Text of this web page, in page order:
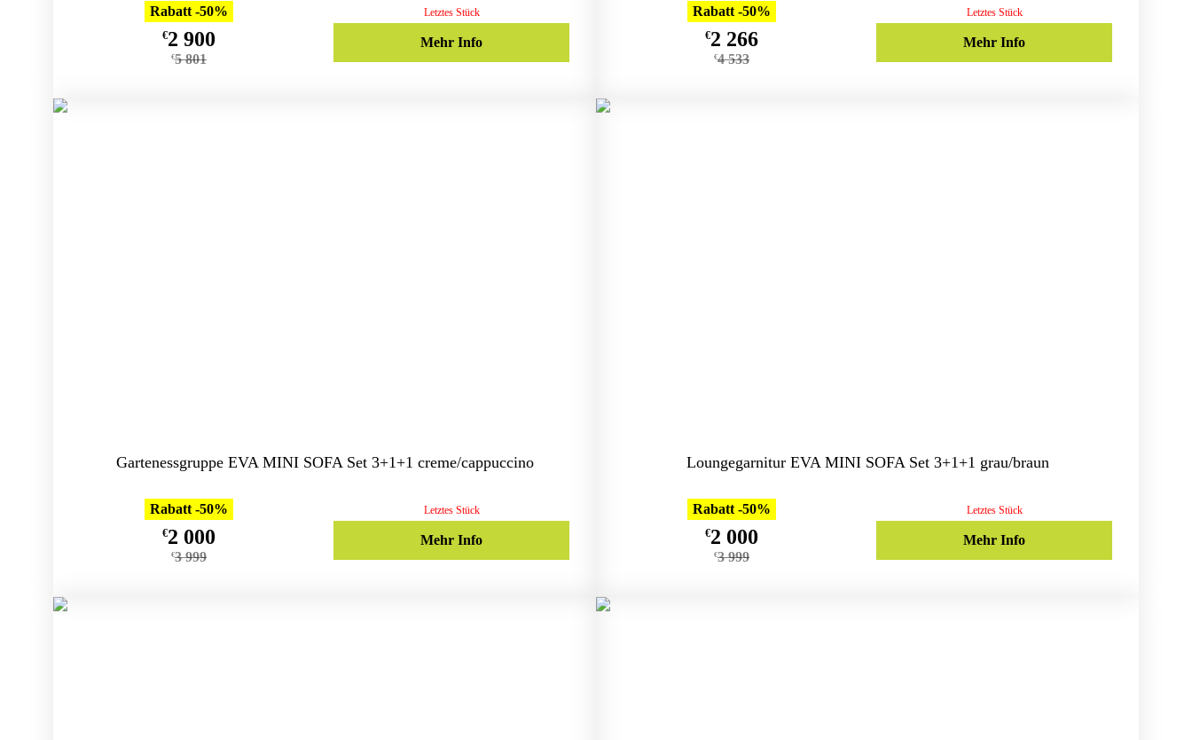
Rabatt -50%
€2 900
€5 801
Letztes Stück
Mehr Info
Rabatt -50%
€2 266
€4 533
Letztes Stück
Mehr Info
Gartenessgruppe EVA MINI SOFA Set 3+1+1 creme/cappuccino
Rabatt -50%
€2 000
€3 999
Letztes Stück
Mehr Info
Loungegarnitur EVA MINI SOFA Set 3+1+1 grau/braun
Rabatt -50%
€2 000
€3 999
Letztes Stück
Mehr Info